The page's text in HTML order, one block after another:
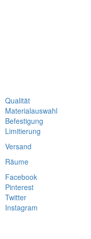
Qualität
Materialauswahl
Befestigung
Limitierung
Versand
Räume
Facebook
Pinterest
Twitter
Instagram